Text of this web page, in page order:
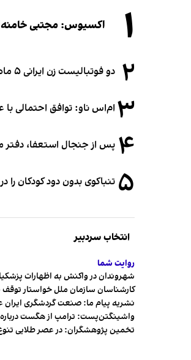
۱ اکسیوس: مجتبی
۲ دو فوتبالیست زن ایرانی ۵ ماه پس از پناهندگی، شهروند استرالیا شدند
۳ ام‌اس ناو: توافق احتمالی با
۴ پس از جنجال استعفا، دفتر
۵ تنباکوی بدون دود کودکان را
انتخاب سردبیر
روایت شما
شهروندان در واکنش به اظهارات پزشکیان
کارشناسان سازمان ملل خواستار
نشریه پیام ما: صنعت گردشگری
واشینگتن‌پست: ترامپ از هگست
تخمین پژوهشگران: در عصر طلایی تنوع زبانی، تا ۷۵ هزار زبان